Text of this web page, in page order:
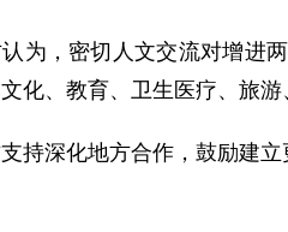
为，密切人文交流对增进
化、教育、卫生医疗、旅
持深化地方合作，鼓励建